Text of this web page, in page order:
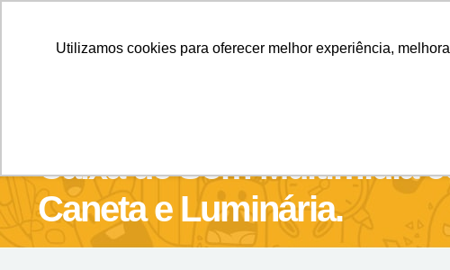
Utilizamos cookies para oferecer melhor experiência,
Brindes
Caixa de Som Multimídia
Caneta e Luminária.